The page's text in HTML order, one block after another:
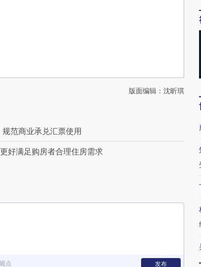
版面编辑：沈昕琪
范商业承兑汇票使用
好满足购房者合理住房需求
点 发布